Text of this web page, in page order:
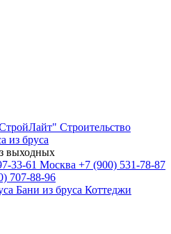
Строительство
из бруса
выходных
33-61 Москва +7 (900) 531-78-87
707-88-96
Бани из бруса Коттеджи